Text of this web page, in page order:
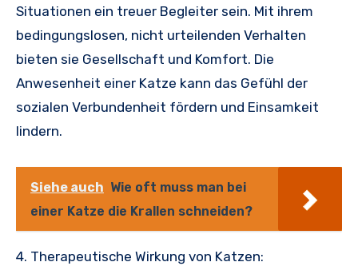
Situationen ein treuer Begleiter sein. Mit ihrem
bedingungslosen, nicht urteilenden Verhalten
bieten sie Gesellschaft und Komfort. Die
Anwesenheit einer Katze kann das Gefühl der
sozialen Verbundenheit fördern und Einsamkeit
lindern.
Siehe auch Wie oft muss man bei
einer Katze die Krallen schneiden?
4. Therapeutische Wirkung von Katzen: